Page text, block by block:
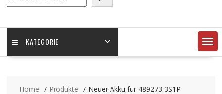
KATEGORIE
Home Produkte Neuer Akku für 489273-3S1P